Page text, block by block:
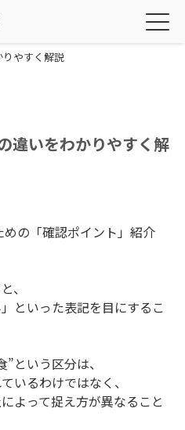
やすく解説
違いをわかりやすく解
の「確認ポイント」紹介
、
といった表記を目にするこ
という区分は、
いるわけではなく、
よって捉え方が異なること